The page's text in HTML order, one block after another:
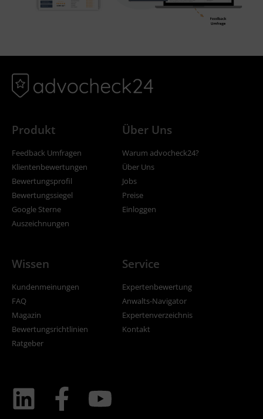
Produkt
Feedback Umfragen
Klientenbewertungen
Bewertungsprofil
Bewertungssiegel
Google Sterne
Auszeichnungen
Über Uns
Warum advocheck24?
Über Uns
Jobs
Preise
Einloggen
Wissen
Kundenmeinungen
FAQ
Magazin
Bewertungsrichtlinien
Ratgeber
Service
Expertenbewertung
Anwalts-Navigator
Expertenverzeichnis
Kontakt